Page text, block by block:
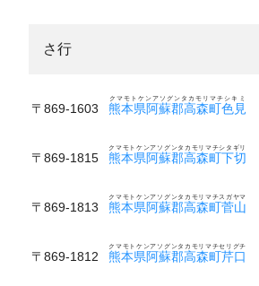
さ行
〒869-1603 熊本県阿蘇郡高森町色見
クマモトケンアソグンタカモリマチシキミ
〒869-1815 熊本県阿蘇郡高森町下切
クマモトケンアソグンタカモリマチシタギリ
〒869-1813 熊本県阿蘇郡高森町菅山
クマモトケンアソグンタカモリマチスガヤマ
〒869-1812 熊本県阿蘇郡高森町芹口
クマモトケンアソグンタカモリマチセリグチ